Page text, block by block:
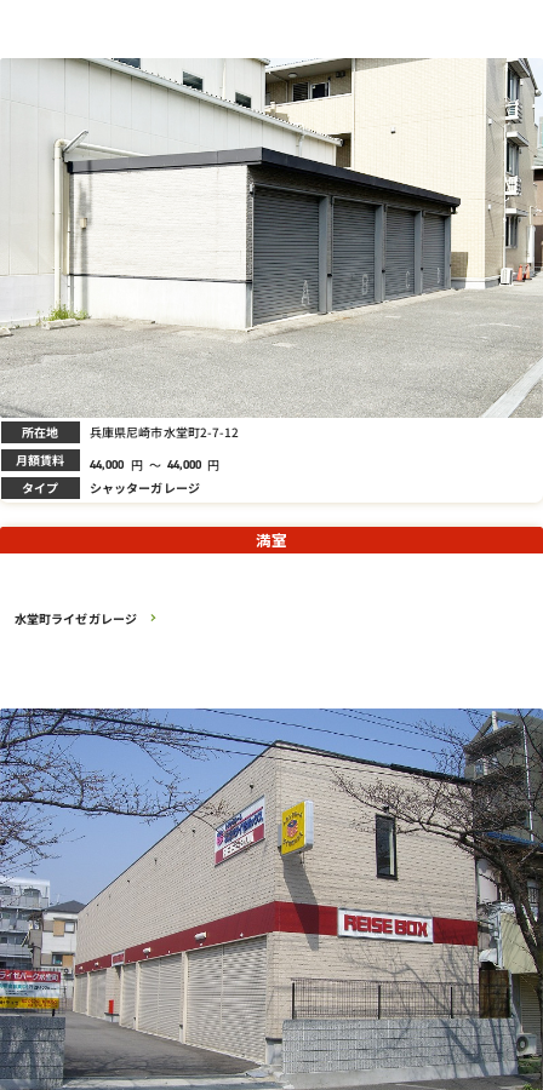
所在地 兵庫県尼崎市水堂町2-7-12
月額賃料 44,000 円 ～ 44,000 円
タイプ シャッターガレージ
水堂町ライゼガレージ
満室